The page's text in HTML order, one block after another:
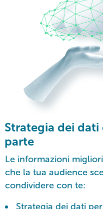
Strategia dei dati
parte
Le informazioni
che la tua audience
condividere con te:
Strategia dei dati